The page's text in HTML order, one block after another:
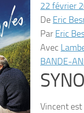
22 février
De Eric
Par Eric
Avec
BANDE-
Vincent